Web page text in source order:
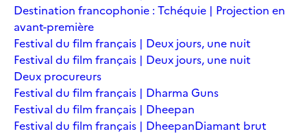
Destination francophonie : Tchéquie | Projection en
avant-première
Festival du film français | Deux jours, une nuit
Festival du film français | Deux jours, une nuit
Deux procureurs
Festival du film français | Dharma Guns
Festival du film français | Dheepan
Festival du film français | DheepanDiamant brut